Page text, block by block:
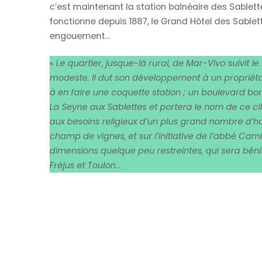
c’est maintenant la station balnéaire des
fonctionne depuis 1887, le Grand Hôtel des
engouement…
« Le quartier, jusque-là rural, de Mar-Vivo suivit
modeste. Il dut son développement à un
à en faire une coquette station ; un boulevard
La Seyne aux Sablettes et portera le nom de ce
aux besoins religieux d’un plus grand nombre
champ de vignes, et sur l’initiative de l’abbé
dimensions quelque peu restreintes, qui sera
Fréjus et Toulon...